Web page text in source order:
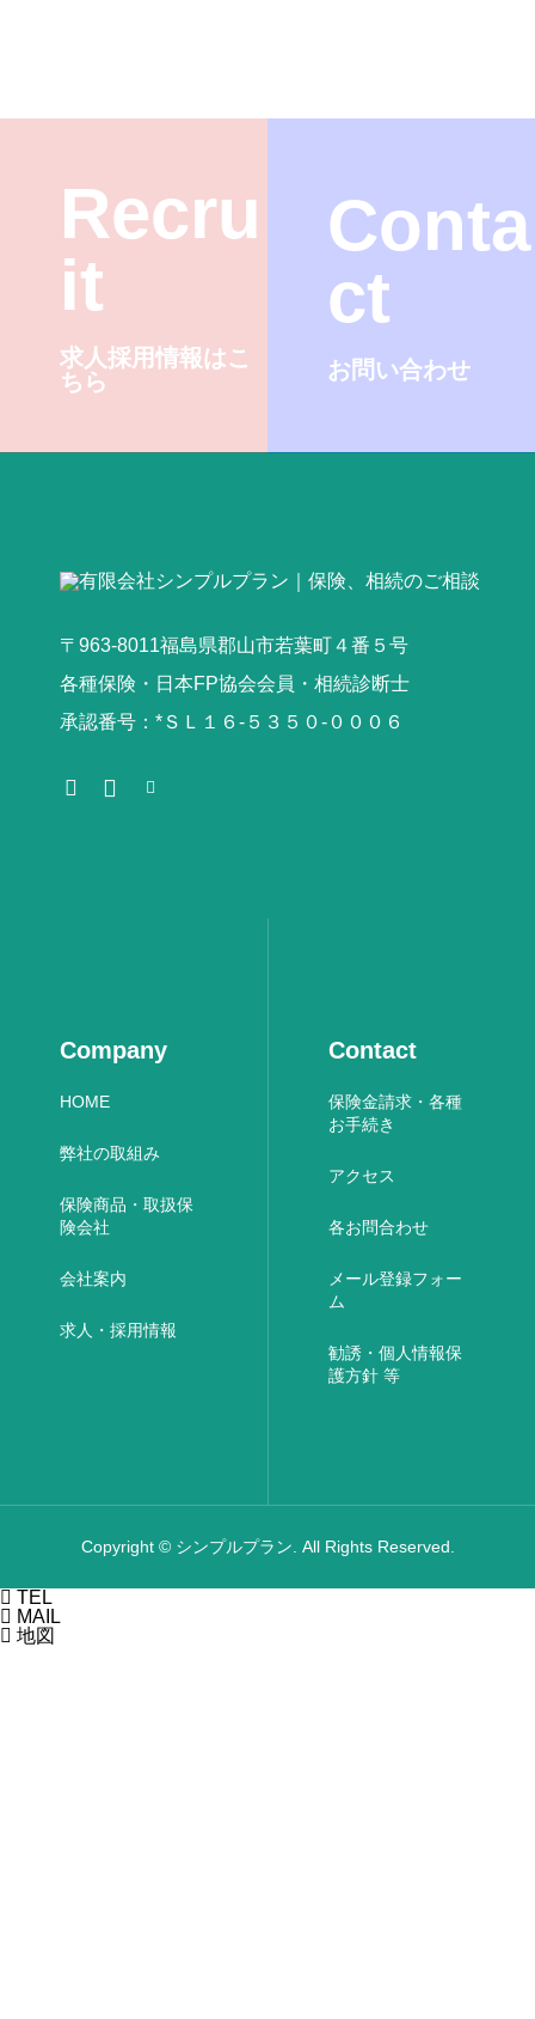
Recru
it
求人採用情報はこ
ちら
Conta
ct
お問い合わせ
〒963-8011福島県郡山市若葉町４番５号
各種保険・日本FP協会会員・相続診断士
承認番号：*ＳＬ１６‐５３５０‐０００６
Company
HOME
弊社の取組み
保険商品・取扱保
険会社
会社案内
求人・採用情報
Contact
保険金請求・各種
お手続き
アクセス
各お問合わせ
メール登録フォー
ム
勧誘・個人情報保
護方針 等
Copyright © シンプルプラン. All Rights Reserved.
 TEL
 MAIL
 地図